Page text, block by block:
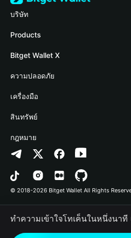
บริษัท
เกี่ยวกับ Bitget Wallet
Blog
Academy
ข่าวสารด้านคริปโต
ศูนย์ช่วยเหลือ
ติดต่อเรา
ทรัพยากรข้อมูลของแบรนด์
อาชีพ
Products
Crypto Card
Stablecoin Earn
Payfi Crypto
Crypto Swap API
Altcoin Season Index
Prediction Markets
DApp
RWA
Bitget Wallet X
นักพัฒนา
เชื่อมต่อ Wallet
Bitget Wallet Pay
ลิสต์โปรเจกต์
ความปลอดภัย
Protection Fund
เทคโนโลยีความปลอดภัย
เครื่องมือ
ซื้อคริปโต
การตรวจจับการอนุญาต
การตรวจจับสัญญา
การโอนเป็นชุด
สินทรัพย์
Arbitrum
Avalanche
Bitcoin
Polygon
กฎหมาย
นโยบายความเป็นส่วนตัว
ข้อตกลงในการใช้บริการ
© 2018-2026 Bitget Wallet All Rights
ทำความเข้าใจโทเค็นในหนึ่งนาที